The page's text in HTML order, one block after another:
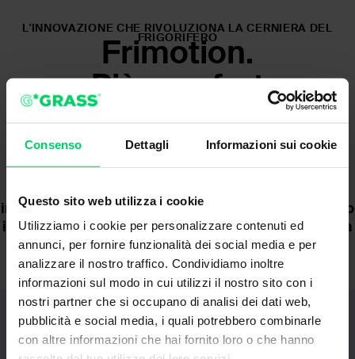
Consenso Dettagli Informazioni sui cookie
Questo sito web utilizza i cookie
Utilizziamo i cookie per personalizzare contenuti ed
annunci, per fornire funzionalità dei social media e per
analizzare il nostro traffico. Condividiamo inoltre
informazioni sul modo in cui utilizzi il nostro sito con i
nostri partner che si occupano di analisi dei dati web,
pubblicità e social media, i quali potrebbero combinarle
con altre informazioni che hai fornito loro o che hanno
L'INNOVAZIONE CHE RIVOLUZIONA LA CERNIERA DEL
FRIGORIFERO
Frimotion.
Più comfort
nel frigorifero.
Grazie a Frimotion, la porta del frigorifero si apre
completamente - attivata da un sensore o dalla
funzione Tipmatic - e si richiude automaticamente
impostato individualmente. La funzione Safety‑Stop
integrata garantisce una chiusura morbida e sicura
della porta del frigorifero.